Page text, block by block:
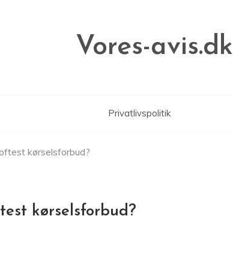
Vores-avis.dk
Privatlivspolitik
kørselsforbud?
kørselsforbud?